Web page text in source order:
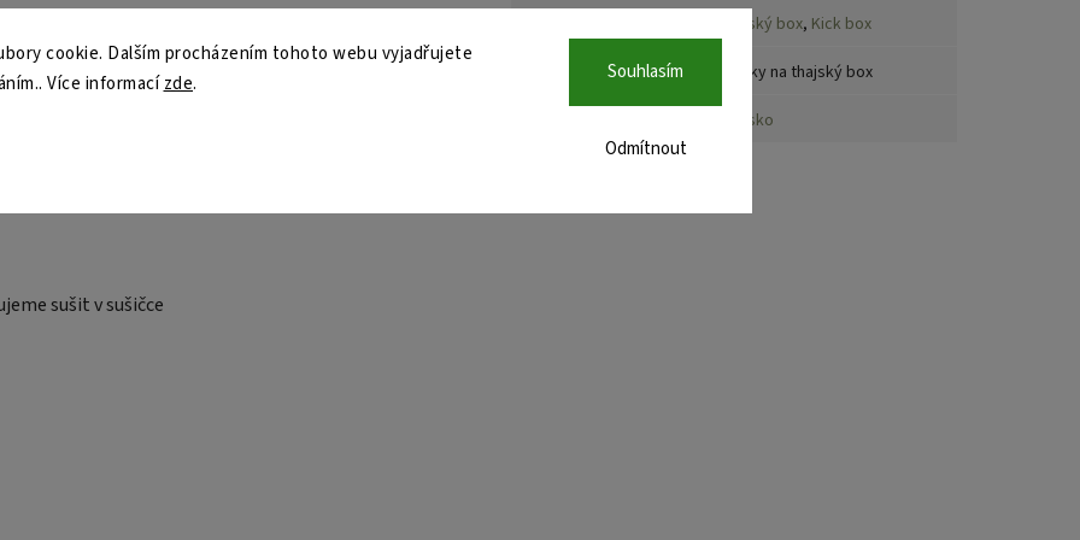
cookie. Dalším procházením tohoto webu vyjadřujete
Více informacízde.
Odmítnout
Souhlasím
sušit v sušičce
Thajský box, Kick box
Trenky na thajský box
Thajsko